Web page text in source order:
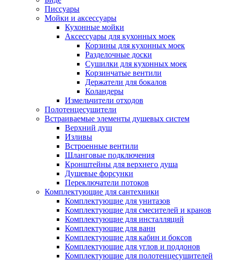
Писсуары
Мойки и аксессуары
Кухонные мойки
Аксессуары для кухонных моек
Корзины для кухонных моек
Разделочные доски
Сушилки для кухонных моек
Корзинчатые вентили
Держатели для бокалов
Коландеры
Измельчители отходов
Полотенцесушители
Встраиваемые элементы душевых систем
Верхний душ
Изливы
Встроенные вентили
Шланговые подключения
Кронштейны для верхнего душа
Душевые форсунки
Переключатели потоков
Комплектующие для сантехники
Комплектующие для унитазов
Комплектующие для смесителей и кранов
Комплектующие для инсталляций
Комплектующие для ванн
Комплектующие для кабин и боксов
Комплектующие для углов и поддонов
Комплектующие для полотенцесушителей